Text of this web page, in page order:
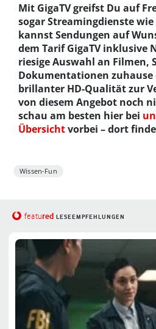
Mit GigaTV greifst Du auf
sogar Streamingdienste
kannst Sendungen auf
dem Tarif GigaTV inklusive
riesige Auswahl an Filmen,
Dokumentationen zuhause
brillanter HD-Qualität zur
von diesem Angebot noch
schau am besten hier bei
Übersichtvorbei – dort
Wissen-Fun
featured LESEEMPFEHLUNGEN